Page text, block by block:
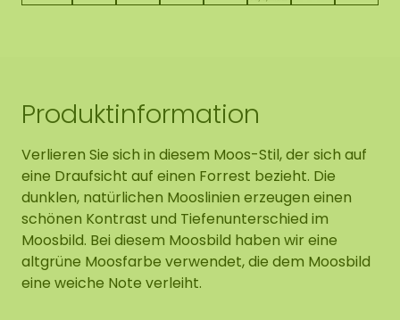
Produktinformation
Verlieren Sie sich in diesem Moos-Stil, der sich auf
eine Draufsicht auf einen Forrest bezieht. Die
dunklen, natürlichen Mooslinien erzeugen einen
schönen Kontrast und Tiefenunterschied im
Moosbild. Bei diesem Moosbild haben wir eine
altgrüne Moosfarbe verwendet, die dem Moosbild
eine weiche Note verleiht.